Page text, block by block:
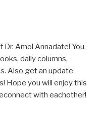
Amol Annadate! You
daily columns,
Also get an update
Hope you will enjoy this
with eachother!